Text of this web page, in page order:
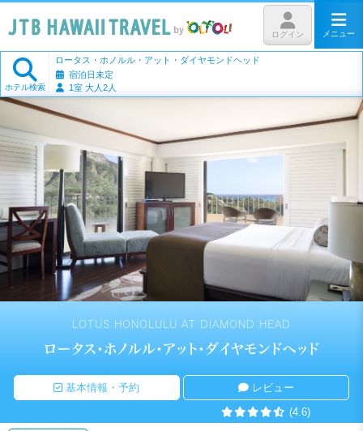
ホテル検索
ロータス・ホノルル・アット・ダイヤモンドヘッド
宿泊日未定
1室 大人2人
ログイン メニュー
LOTUS HONOLULU AT DIAMOND HEAD
ロータス・ホノルル・アット・ダイヤモンドヘッド
基本情報・予約
レビュー
(4.6)